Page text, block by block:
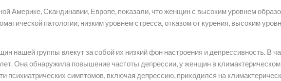
Америке, Скандинавии, Европе, показали, что женщин с высоким уровнем
патологии, низким уровнем стресса, отказом от курения, высоким
нашей группы влекут за собой их низкий фон настроения и депрессивность.
Она обнаружила повышение частоты депрессии, у женщин в
психиатрических симптомов, включая депрессию, приходился на